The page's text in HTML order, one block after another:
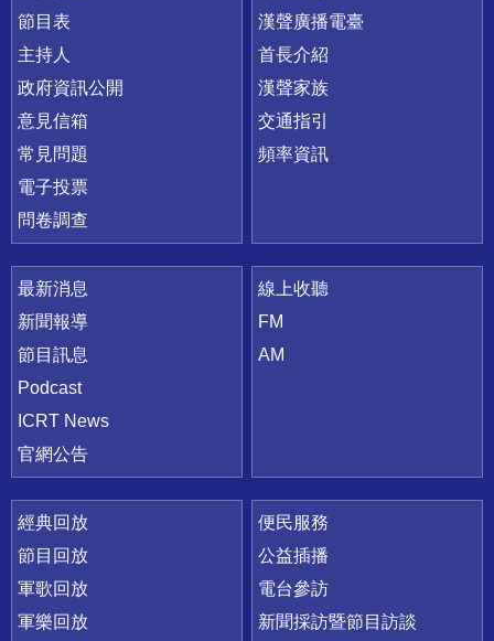
節目表
主持人
政府資訊公開
意見信箱
常見問題
電子投票
問卷調查
漢聲廣播電臺
首長介紹
漢聲家族
交通指引
頻率資訊
最新消息
新聞報導
節目訊息
Podcast
ICRT News
官網公告
線上收聽
FM
AM
經典回放
節目回放
軍歌回放
軍樂回放
便民服務
公益插播
電台參訪
新聞採訪暨節目訪談